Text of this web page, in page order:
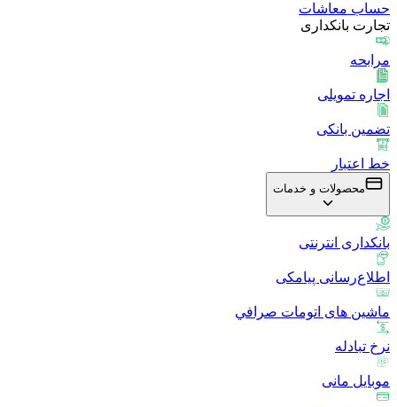
حساب معاشات
تجارت بانکداری
مرابحه
اجاره تمویلی
تضمین بانکی
خط اعتبار
محصولات و خدمات
بانکداری انترنتی
اطلاع‌رسانی پیامکی
ماشین های اتومات صرافي
نرخ تبادله
موبایل مانی